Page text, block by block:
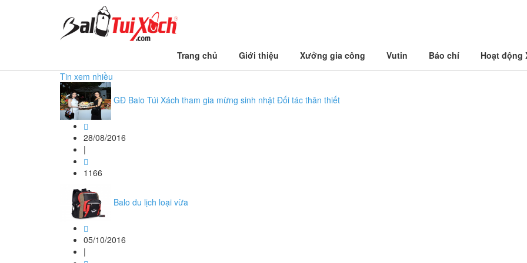
Trang chủ Giới thiệu Xưởng gia công Vutin Báo chí Hoạt động
chuong trinh tu thien tai tien giang
Tin xem nhiều
GĐ Balo Túi Xách tham gia mừng sinh nhật Đối tác thân thiết
28/08/2016
|
1166
Balo du lịch loại vừa
05/10/2016
|